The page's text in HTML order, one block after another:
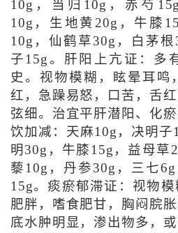
10g，当归10g，赤芍
10g，生地黄20g，牛膝
10g，仙鹤草30g，白茅
子15g。肝阳上亢证：多
史。视物模糊，眩晕耳鸣
红，急躁易怒，口苦，舌
弦细。治宜平肝潜阳、化
饮加减：天麻10g，决明子
明30g，牛膝15g，益母草
藜10g，丹参30g，三七
15g。痰瘀郁滞证：视物
肥胖，嗜食肥甘，胸闷脘
底水肿明显，渗出物多，